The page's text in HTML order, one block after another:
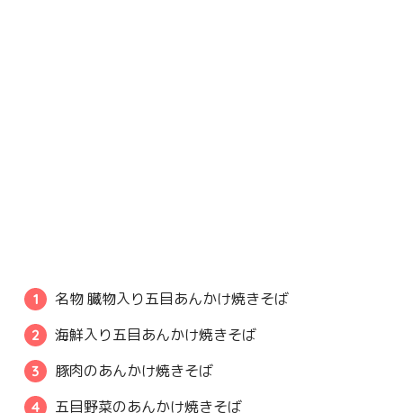
名物 臓物入り五目あんかけ焼きそば
海鮮入り五目あんかけ焼きそば
豚肉のあんかけ焼きそば
五目野菜のあんかけ焼きそば